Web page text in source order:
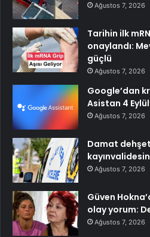
Ağustos 7, 2026
Tarihin ilk
onaylandı:
güçlü
Ağustos 7, 2026
Google’dan
Asistan 4
Ağustos 7, 2026
Damat
Ağustos 7, 2026
Güven
olay yorum:
Ağustos 7, 2026